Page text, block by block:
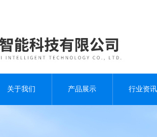
关于我们 产品展示 行业资讯